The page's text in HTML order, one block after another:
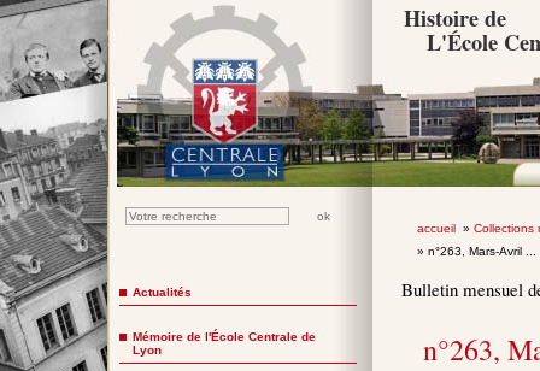
Histoire de
L'École
accueil» Collections
» n°263, Mars-Avril ...
Bulletin mensuel
n°263,
Actualités
Mémoire de l'École Centrale de
Lyon